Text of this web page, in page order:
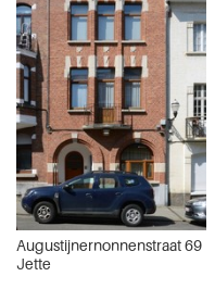
Augustijnernonnenstraat 69
Jette